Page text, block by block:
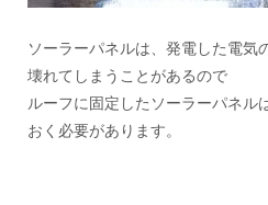
ソーラーパネルは、発電した電気
壊れてしまうことがあるので
ルーフに固定したソーラーパネル
おく必要があります。